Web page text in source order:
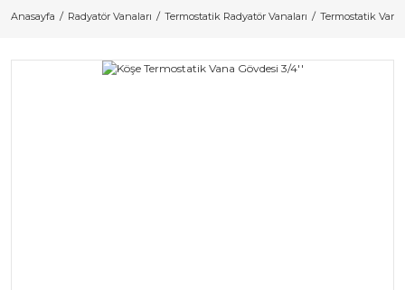
Anasayfa Radyatör Vanaları Termostatik Radyatör Vanaları Termostatik